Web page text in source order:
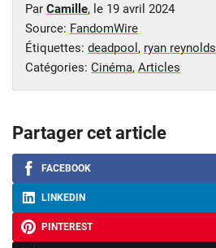
Par Camille, le 19 avril 2024
Source: FandomWire
Étiquettes: deadpool , ryan reynolds
Catégories: Cinéma, Articles
Partager cet article
FACEBOOK
LINKEDIN
PINTEREST